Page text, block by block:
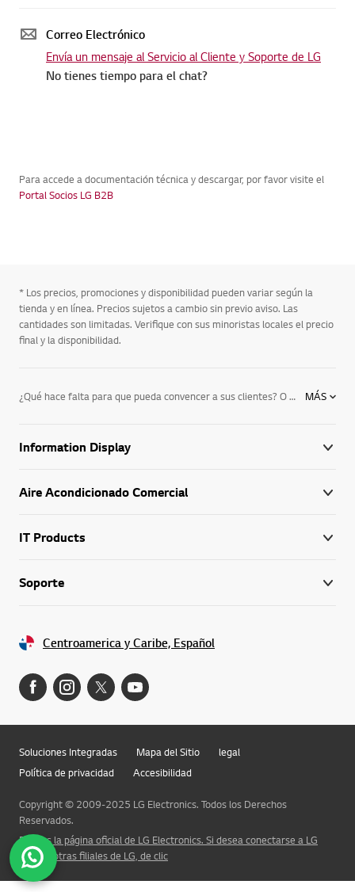
Correo Electrónico
Envía un mensaje al Servicio al Cliente y Soporte de LG
No tienes tiempo para el chat?
Para accede a documentación técnica y descargar, por favor visite el
Portal Socios LG B2B
* Los precios, promociones y disponibilidad pueden variar según la
tienda y en línea. Precios sujetos a cambio sin previo aviso. Las
cantidades son limitadas. Verifique con sus minoristas locales el precio
final y la disponibilidad.
¿Qué hace falta para que pueda convencer a sus clientes? O mejor aún, ¿qué hace falta para convencer a la gente que ve sus mensajes? La respuesta es sencilla: los monitores comerciales de LG. Las imágenes que reproduzca en estas pantallas gozarán de una fidelidad sin comparación e impresionarán más a quienes lo ven. No importa si se usan para una presentación o en medio de la calle con motivos publicitarios; usted puede asegurar un impacto efectivo con esta tecnología de LG. Así que no espere más, acérquese a nuestra tecnología y disfrute de los beneficios para lograr una buena conexión con los espectadores. MÁS
Information Display
Aire Acondicionado Comercial
IT Products
Soporte
Centroamerica y Caribe, Español
Soluciones Integradas Mapa del Sitio
legal
Política de privacidad
Accesibilidad
Copyright © 2009-2025 LG Electronics. Todos los Derechos
Reservados.
Esta es la página oficial de LG Electronics. Si desea conectarse a LG
Corp. u otras filiales de LG, de clic